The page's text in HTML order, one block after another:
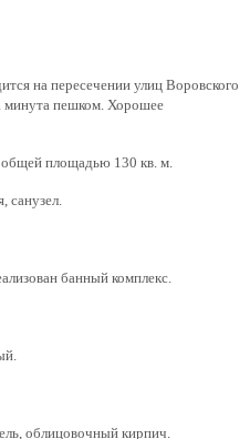
на пересечении улиц Воровского
минута пешком. Хорошее
площадью 130 кв. м.
санузел.
банный комплекс.
облицовочный кирпич.